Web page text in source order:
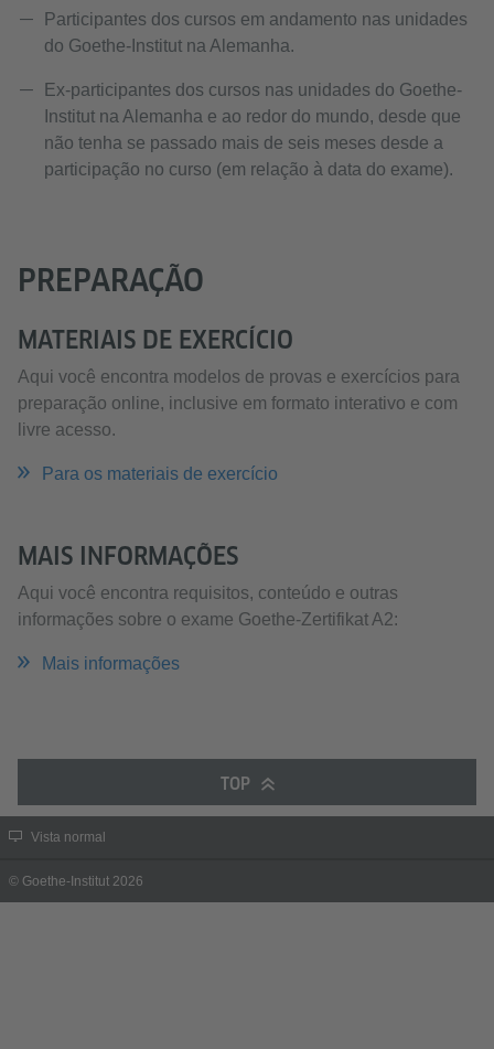
Participantes dos cursos em andamento nas unidades
do Goethe-Institut na Alemanha.
Ex-participantes dos cursos nas unidades do Goethe-
Institut na Alemanha e ao redor do mundo, desde que
não tenha se passado mais de seis meses desde a
participação no curso (em relação à data do exame).
PREPARAÇÃO
MATERIAIS DE EXERCÍCIO
Aqui você encontra modelos de provas e exercícios para
preparação online, inclusive em formato interativo e com
livre acesso.
Para os materiais de exercício
MAIS INFORMAÇÕES
Aqui você encontra requisitos, conteúdo e outras
informações sobre o exame Goethe-Zertifikat A2:
Mais informações
TOP
Vista normal
© Goethe-Institut 2026